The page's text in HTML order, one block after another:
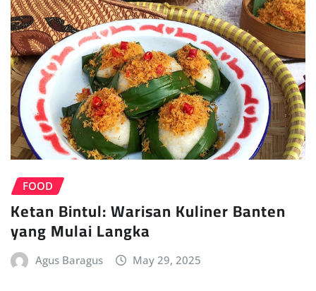
FOOD
Ketan Bintul: Warisan Kuliner Banten
yang Mulai Langka
Agus Baragus May 29, 2025